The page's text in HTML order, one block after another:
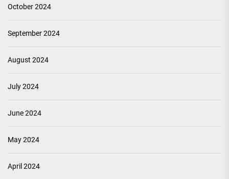
October 2024
September 2024
August 2024
July 2024
June 2024
May 2024
April 2024